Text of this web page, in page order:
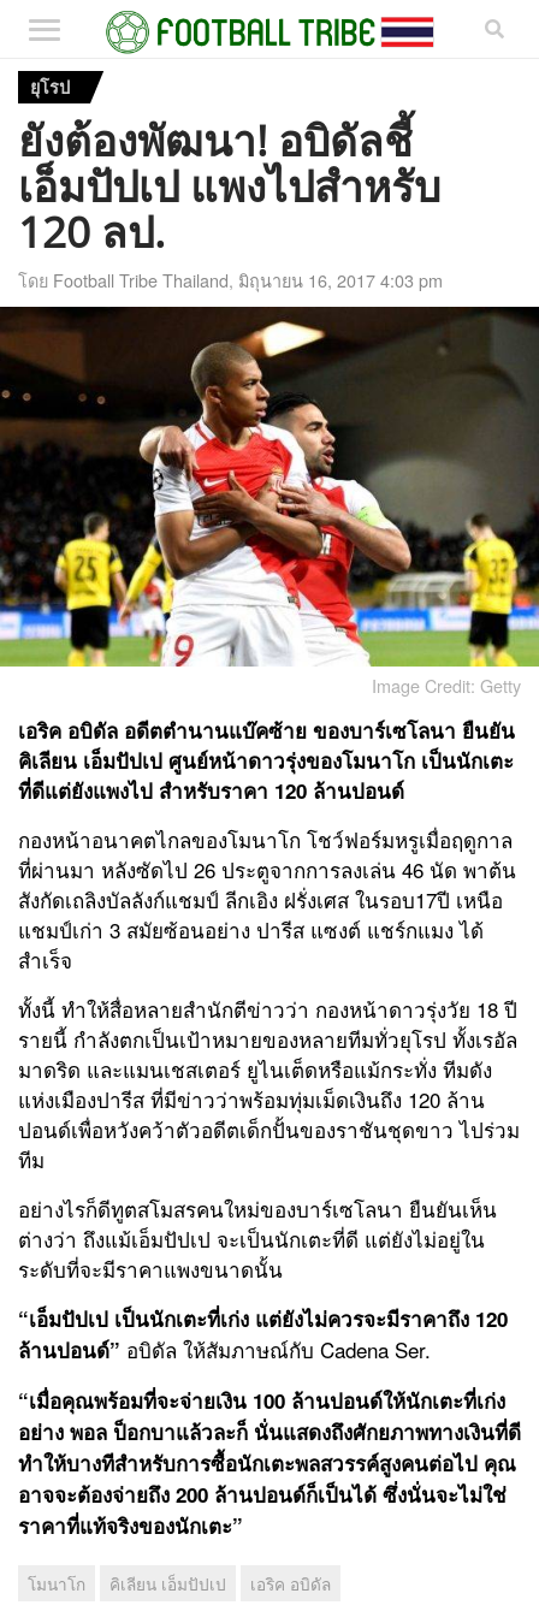
ยุโรป
ยังต้องพัฒนา! อบิดัลชี้
เอ็มปัปเป แพงไปสำหรับ
120 ลป.
โดย Football Tribe Thailand, มิถุนายน 16, 2017 4:03 pm
Image Credit: Getty
เอริค อบิดัล อดีตตำนานแบ๊คซ้าย ของบาร์เซโลนา ยืนยัน
คิเลียน เอ็มปัปเป ศูนย์หน้าดาวรุ่งของโมนาโก เป็นนักเตะ
ที่ดีแต่ยังแพงไป สำหรับราคา 120 ล้านปอนด์
กองหน้าอนาคตไกลของโมนาโก โชว์ฟอร์มหรูเมื่อฤดูกาล
ที่ผ่านมา หลังซัดไป 26 ประตูจากการลงเล่น 46 นัด พาต้น
สังกัดเถลิงบัลลังก์แชมป์ ลีกเอิง ฝรั่งเศส ในรอบ17ปี เหนือ
แชมป์เก่า 3 สมัยซ้อนอย่าง ปารีส แซงต์ แชร์กแมง ได้
สำเร็จ
ทั้งนี้ ทำให้สื่อหลายสำนักตีข่าวว่า กองหน้าดาวรุ่งวัย 18 ปี
รายนี้ กำลังตกเป็นเป้าหมายของหลายทีมทั่วยุโรป ทั้งเรอัล
มาดริด และแมนเชสเตอร์ ยูไนเต็ดหรือแม้กระทั่ง ทีมดัง
แห่งเมืองปารีส ที่มีข่าวว่าพร้อมทุ่มเม็ดเงินถึง 120 ล้าน
ปอนด์เพื่อหวังคว้าตัวอดีตเด็กปั้นของราชันชุดขาว ไปร่วม
ทีม
อย่างไรก็ดีทูตสโมสรคนใหม่ของบาร์เซโลนา ยืนยันเห็น
ต่างว่า ถึงแม้เอ็มปัปเป จะเป็นนักเตะที่ดี แต่ยังไม่อยู่ใน
ระดับที่จะมีราคาแพงขนาดนั้น
“เอ็มปัปเป เป็นนักเตะที่เก่ง แต่ยังไม่ควรจะมีราคาถึง 120
ล้านปอนด์” อบิดัล ให้สัมภาษณ์กับ Cadena Ser.
“เมื่อคุณพร้อมที่จะจ่ายเงิน 100 ล้านปอนด์ให้นักเตะที่เก่ง
อย่าง พอล ป็อกบาแล้วละก็ นั่นแสดงถึงศักยภาพทางเงินที่ดี
ทำให้บางทีสำหรับการซื้อนักเตะพลสวรรค์สูงคนต่อไป คุณ
อาจจะต้องจ่ายถึง 200 ล้านปอนด์ก็เป็นได้ ซึ่งนั่นจะไม่ใช่
ราคาที่แท้จริงของนักเตะ”
โมนาโก คิเลียน เอ็มปัปเป เอริค อบิดัล